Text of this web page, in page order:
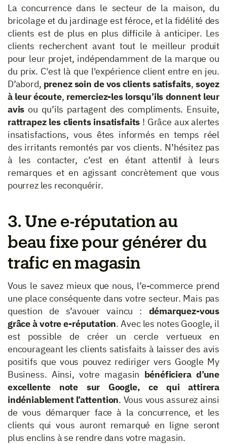
La concurrence dans le secteur de la maison, du
bricolage et du jardinage est féroce, et la fidélité des
clients est de plus en plus difficile à anticiper. Les
clients recherchent avant tout le meilleur produit
pour leur projet, indépendamment de la marque ou
du prix. C'est là que l'expérience client entre en jeu.
D’abord, prenez soin de vos clients satisfaits, soyez
à leur écoute, remerciez-les lorsqu’ils donnent leur
avis ou qu’ils partagent des compliments. Ensuite,
rattrapez les clients insatisfaits ! Grâce aux alertes
insatisfactions, vous êtes informés en temps réel
des irritants remontés par vos clients. N’hésitez pas
à les contacter, c’est en étant attentif à leurs
remarques et en agissant concrètement que vous
pourrez les reconquérir.
3. Une e-réputation au
beau fixe pour générer du
trafic en magasin
Vous le savez mieux que nous, l’e-commerce prend
une place conséquente dans votre secteur. Mais pas
question de s’avouer vaincu : démarquez-vous
grâce à votre e-réputation. Avec les notes Google, il
est possible de créer un cercle vertueux en
encourageant les clients satisfaits à laisser des avis
positifs que vous pouvez rediriger vers Google My
Business. Ainsi, votre magasin bénéficiera d’une
excellente note sur Google, ce qui attirera
indéniablement l’attention. Vous vous assurez ainsi
de vous démarquer face à la concurrence, et les
clients qui vous auront remarqué en ligne seront
plus enclins à se rendre dans votre magasin.